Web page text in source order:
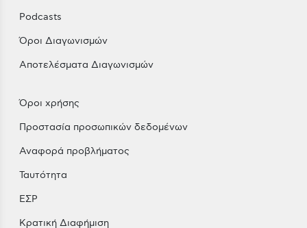
Podcasts
Όροι Διαγωνισμών
Αποτελέσματα Διαγωνισμών
Όροι χρήσης
Προστασία προσωπικών δεδομένων
Αναφορά προβλήματος
Ταυτότητα
ΕΣΡ
Κρατική Διαφήμιση